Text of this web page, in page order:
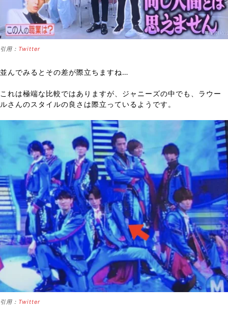
引用： Twitter
並んでみるとその差が際立ちますね…
これは極端な比較ではありますが、ジャニーズの中でも、ラウー
ルさんのスタイルの良さは際立っているようです。
引用： Twitter